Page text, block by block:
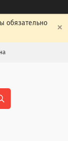
обязательно